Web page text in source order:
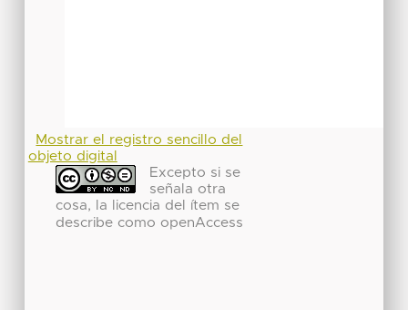
Mostrar el registro sencillo del
objeto digital
Excepto si se
señala otra
cosa, la licencia del ítem se
describe como openAccess